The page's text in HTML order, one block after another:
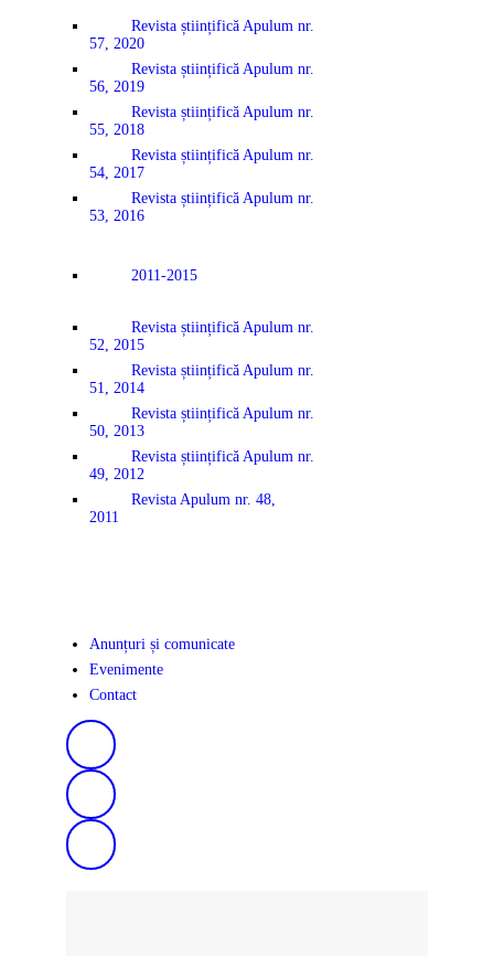
Revista științifică Apulum nr.
57, 2020
Revista științifică Apulum nr.
56, 2019
Revista științifică Apulum nr.
55, 2018
Revista științifică Apulum nr.
54, 2017
Revista științifică Apulum nr.
53, 2016
2011-2015
Revista științifică Apulum nr.
52, 2015
Revista științifică Apulum nr.
51, 2014
Revista științifică Apulum nr.
50, 2013
Revista științifică Apulum nr.
49, 2012
Revista Apulum nr. 48,
2011
Anunțuri și comunicate
Evenimente
Contact